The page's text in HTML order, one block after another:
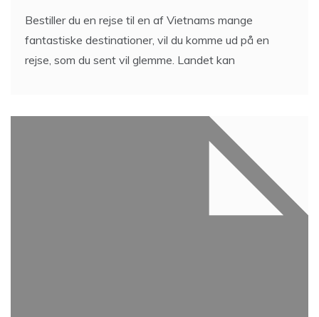
Bestiller du en rejse til en af Vietnams mange
fantastiske destinationer, vil du komme ud på en
rejse, som du sent vil glemme. Landet kan